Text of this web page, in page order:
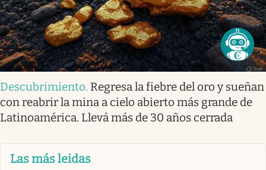
Descubrimiento. Regresa la fiebre del oro y sueñan
con reabrir la mina a cielo abierto más grande de
Latinoamérica. Llevá más de 30 años cerrada
Las más leidas